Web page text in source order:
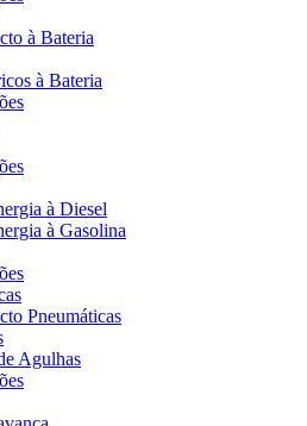
à Bateria
à Bateria
à Diesel
à Gasolina
Pneumáticas
Agulhas